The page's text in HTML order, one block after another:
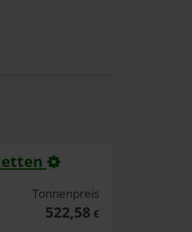
Tonnenpreis
522,58 €